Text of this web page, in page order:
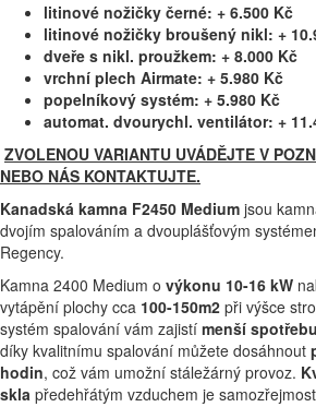
litinové nožičky černé: + 6.500 Kč
litinové nožičky broušený nikl: +
dveře s nikl. proužkem: + 8.000 Kč
vrchní plech Airmate: + 5.980 Kč
popelníkový systém: + 5.980 Kč
automat. dvourychl. ventilátor: +
ZVOLENOU VARIANTU UVÁDĚJTE V
NEBO NÁS KONTAKTUJTE.
Kanadská kamna F2450 Medium jsou
dvojím spalováním a dvouplášťovým
Regency.
Kamna 2400 Medium o výkonu 10-16 kW
vytápění plochy cca 100-150m2 při výšce
systém spalování vám zajistí menší
díky kvalitnímu spalování můžete dosáhnout
hodin, což vám umožní stáležárný provoz.
skla předehřátým vzduchem je